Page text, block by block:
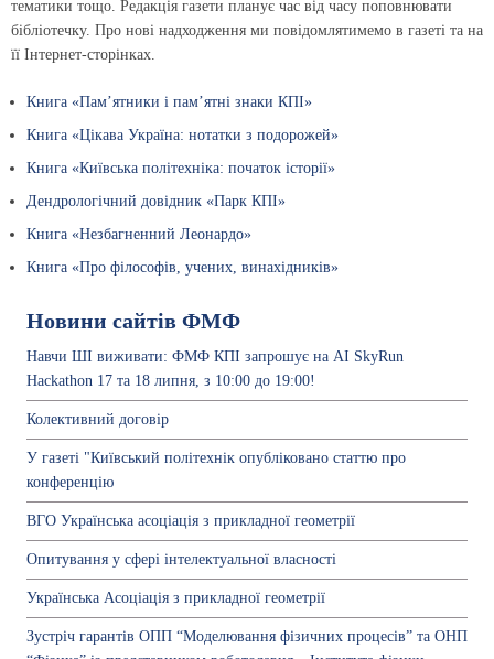
тематики тощо. Редакція газети планує час від часу поповнювати
бібліотечку. Про нові надходження ми повідомлятимемо в газеті та на
її Інтернет-сторінках.
Книга «Пам’ятники і пам’ятні знаки КПІ»
Книга «Цікава Україна: нотатки з подорожей»
Книга «Київська політехніка: початок історії»
Дендрологічний довідник «Парк КПІ»
Книга «Незбагненний Леонардо»
Книга «Про філософів, учених, винахідників»
Новини сайтів ФМФ
Навчи ШІ виживати: ФМФ КПІ запрошує на AI SkyRun
Hackathon 17 та 18 липня, з 10:00 до 19:00!
Колективний договiр
У газеті "Київський політехнік опубліковано статтю про
конференцію
ВГО Українська асоціація з прикладної геометрії
Опитування у сфері інтелектуальної власності
Українська Асоціація з прикладної геометрії
Зустріч гарантів ОПП “Моделювання фізичних процесів” та ОНП